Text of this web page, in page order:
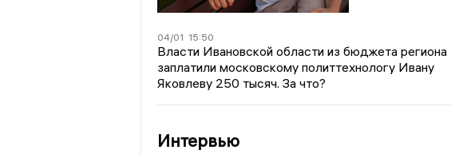
04/01 15:50
Власти Ивановской области из бюджета региона
заплатили московскому политтехнологу Ивану
Яковлеву 250 тысяч. За что?
Интервью